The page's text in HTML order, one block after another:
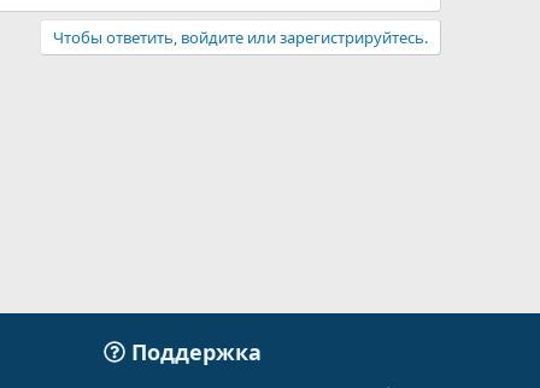
Чтобы ответить, войдите или зарегистрируйтесь.
Поддержка